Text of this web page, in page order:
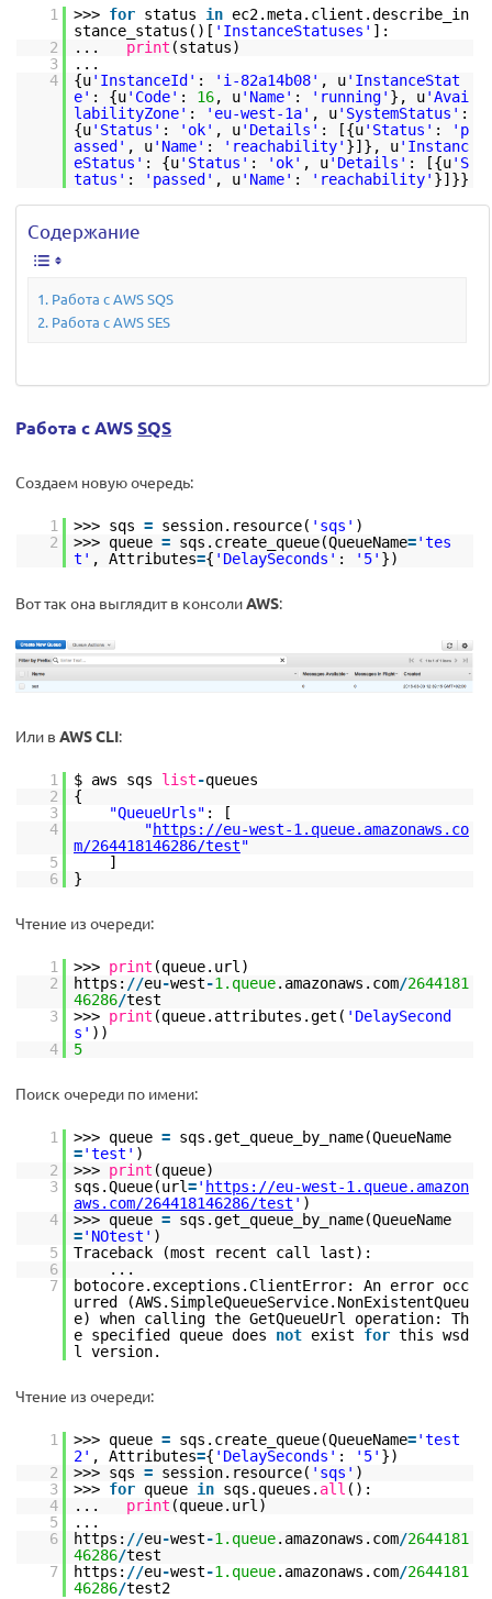
1 >>> for status in ec2.meta.client.describe_in
stance_status()[ 'InstanceStatuses' ]:
2
... print (status)
3
...
4
{u'InstanceId' : 'i-82a14b08' , u'InstanceStat
e' : {u'Code' : 16, u'Name' : 'running' }, u'Avai
labilityZone' : 'eu-west-1a' , u'SystemStatus' :
{u'Status' : 'ok' , u'Details' : [{u'Status' :
'p
assed' , u'Name' : 'reachability' }]}, u'Instanc
eStatus' : {u'Status' : 'ok' , u'Details' : [{u'S
tatus' : 'passed' , u'Name' : 'reachability' }]}}
Содержание
Работа с AWS SQS
Работа с AWS SES
Работа с AWSSQS
Создаем новую очередь:
1 >>> sqs = session.resource( 'sqs' )
2
>>> queue = sqs.create_queue(QueueName='tes
t' , Attributes={ 'DelaySeconds' : '5' })
Вот так она выглядит в консолиAWS:
Или в AWS CLI:
1 $ aws sqs list-queues
2
{
3
"QueueUrls" : [
4
"https://eu-west-1.queue.amazonaws.co
m/264418146286/test"
5
]
6
}
Чтение из очереди:
1 >>> print (queue.url)
2
https: //eu-west-1.queue.amazonaws.com/2644181
46286/test
3
>>> print (queue.attributes.get( 'DelaySecond
s' ))
4
5
Поиск очереди по имени:
1 >>> queue = sqs.get_queue_by_name(QueueName
='test' )
2
>>> print (queue)
3
sqs.Queue(url=' https://eu-west-1.queue.amazon
aws.com/264418146286/test ' )
4
>>> queue = sqs.get_queue_by_name(QueueName
='NOtest' )
5
Traceback (most recent call last):
6
...
7
botocore.exceptions.ClientError: An error occ
urred (AWS.SimpleQueueService.NonExistentQueu
e) when calling the GetQueueUrl operation: Th
e specified queue does not exist for this wsd
l version.
Чтение из очереди:
1 >>> queue = sqs.create_queue(QueueName='test
2' , Attributes={ 'DelaySeconds' : '5' })
2
>>> sqs = session.resource( 'sqs' )
3
>>> for queue in sqs.queues. all ():
4
... print (queue.url)
5
...
6
https: //eu-west-1.queue.amazonaws.com/2644181
46286/test
7
https: //eu-west-1.queue.amazonaws.com/2644181
46286/test2